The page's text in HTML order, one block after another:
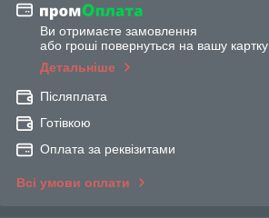
Ви отримаєте замовлення
або гроші повернуться на вашу картку
Детальніше
Післяплата
Готівкою
Оплата за реквізитами
Всі умови оплати